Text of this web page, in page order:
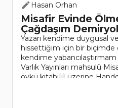
Hasan Orhan
Misafir Evinde
Çağdaşım
Yazarı kendime duygusal ve
hissettiğim için bir
kendime
Varlık Yayınları mahsulü
öykü kitabı[i] üzerine Hande